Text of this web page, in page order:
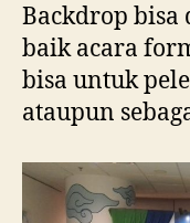
Backdrop bisa
baik acara
bisa untuk
ataupun